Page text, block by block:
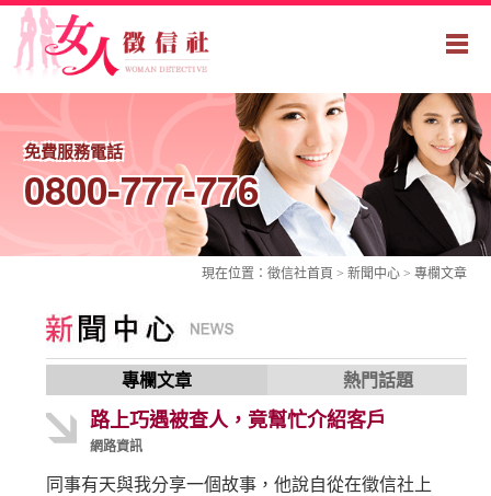
免費服務電話
0800-777-776
現在位置： 徵信社首頁 > 新聞中心 > 專欄文章
專欄文章 熱門話題
路上巧遇被查人，竟幫忙介紹客戶
網路資訊
同事有天與我分享一個故事，他說自從在徵信社上